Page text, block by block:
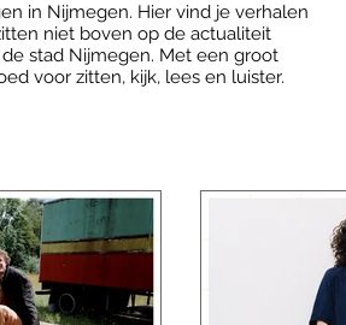
in Nijmegen. Hier vind je verhalen
niet boven op de actualiteit
stad Nijmegen. Met een groot
voor zitten, kijk, lees en luister.